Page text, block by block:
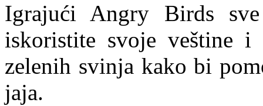
Igrajući Angry Birds
iskoristite svoje veštine
zelenih svinja kako bi
jaja.